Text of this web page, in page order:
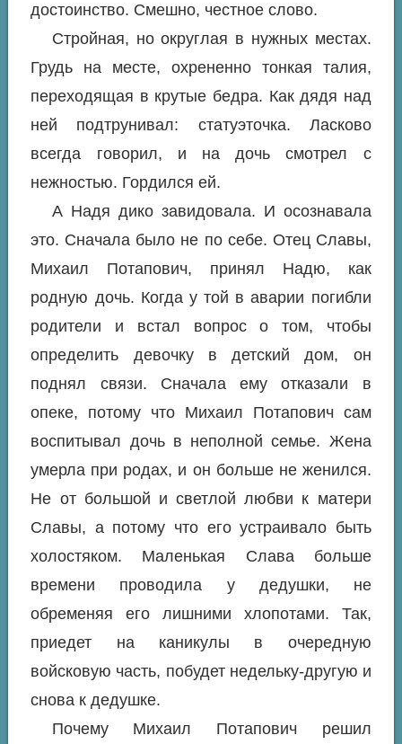
достоинство. Смешно, честное слово.
Стройная, но округлая в нужных местах.
Грудь на месте, охрененно тонкая талия,
переходящая в крутые бедра. Как дядя над
ней подтрунивал: статуэточка. Ласково
всегда говорил, и на дочь смотрел с
нежностью. Гордился ей.
А Надя дико завидовала. И осознавала
это. Сначала было не по себе. Отец Славы,
Михаил Потапович, принял Надю, как
родную дочь. Когда у той в аварии погибли
родители и встал вопрос о том, чтобы
определить девочку в детский дом, он
поднял связи. Сначала ему отказали в
опеке, потому что Михаил Потапович сам
воспитывал дочь в неполной семье. Жена
умерла при родах, и он больше не женился.
Не от большой и светлой любви к матери
Славы, а потому что его устраивало быть
холостяком. Маленькая Слава больше
времени проводила у дедушки, не
обременяя его лишними хлопотами. Так,
приедет на каникулы в очередную
войсковую часть, побудет недельку-другую и
снова к дедушке.
Почему Михаил Потапович решил